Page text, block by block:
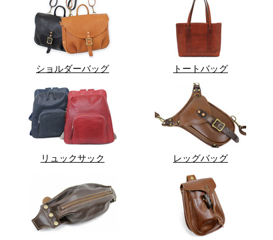
ショルダーバッグ トートバッグ
リュックサック レッグバッグ